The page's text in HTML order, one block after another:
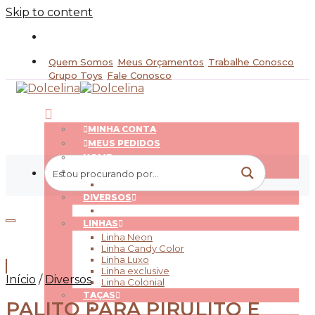
Skip to content
Quem Somos Meus Orçamentos Trabalhe Conosco
Grupo Toys Fale Conosco
MINHA CONTA
MEUS PEDIDOS
HOME
EMBALAGENS
DIVERSOS
LINHAS
Linha Neon
Linha Candy Color
Linha Luxo
Linha exclusive
Linha Colonial
TAÇAS
Início / Diversos
PALITO PARA PIRULITO E